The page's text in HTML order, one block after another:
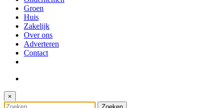
Onderneem Duurzaam
Groen
Huis
Zakelijk
Over ons
Adverteren
Contact
×